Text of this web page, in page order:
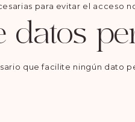
para evitar el acceso
que facilite ningún dato